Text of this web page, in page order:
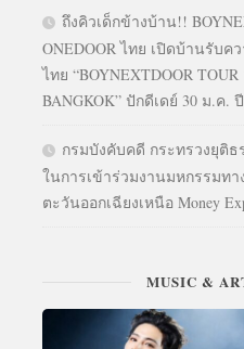
ถึงคิวเด็กข้างบ้าน!!
ONEDOOR ไทย เปิดบ้านรับ
ไทย “BOYNEXTDOOR
BANGKOK” ปักดีเดย์ 30 ม.ค.
กรมบังคับคดี กระทรวงยุติ
ในการเข้าร่วมงานมหกรรมท
ตะวันออกเฉียงเหนือ Money
MUSIC &